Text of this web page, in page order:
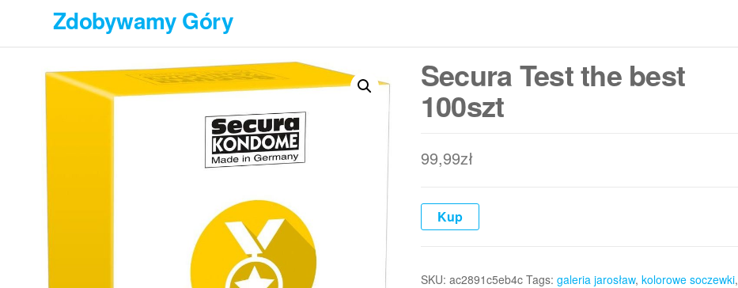
treści
Zdobywamy Góry
Secura Test the best
100szt
99,99zł
Kup
SKU: ac2891c5eb4c Tags: galeria jarosław, kolorowe soczewki,